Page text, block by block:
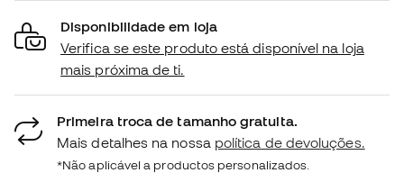
Disponibilidade em loja
Verifica se este produto está disponível na loja
mais próxima de ti.
Primeira troca de tamanho gratuita.
Mais detalhes na nossa política de devoluções.
*Não aplicável a productos personalizados.